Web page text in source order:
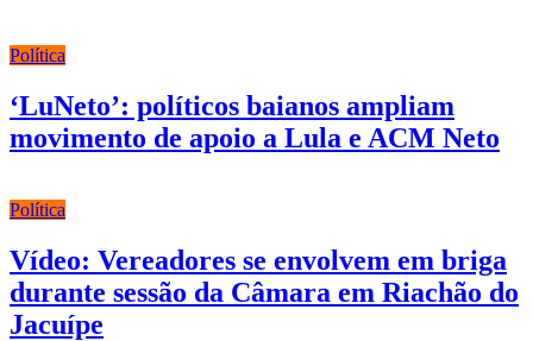
Política
‘LuNeto’: políticos baianos ampliam
movimento de apoio a Lula e ACM Neto
Política
Vídeo: Vereadores se envolvem em briga
durante sessão da Câmara em Riachão do
Jacuípe